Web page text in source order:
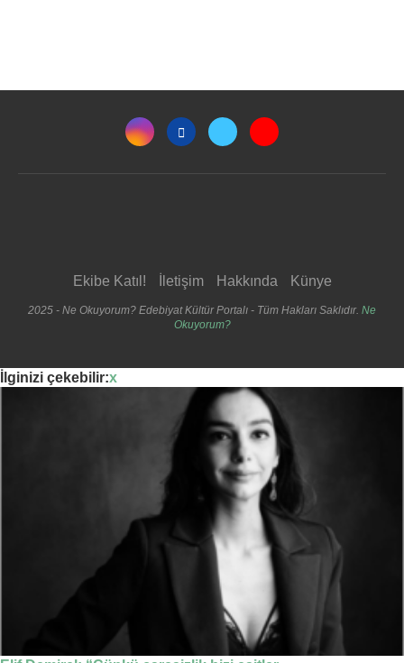
Ekibe Katıl! İletişim Hakkında Künye
2025 - Ne Okuyorum? Edebiyat Kültür Portalı - Tüm Hakları Saklıdır. Ne
Okuyorum?
İlginizi çekebilir:x